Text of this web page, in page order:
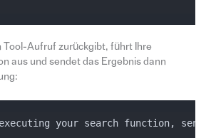
Tool-Aufruf zurückgibt, führt Ihre
aus und sendet das Ergebnis dann
your search function,